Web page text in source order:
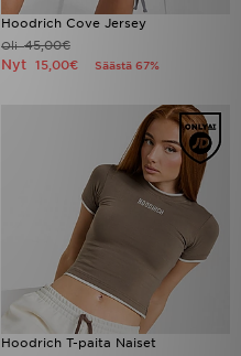
Hoodrich Cove Jersey
Oli45,00€
Nyt 15,00€ Säästä 67%
Hoodrich T-paita Naiset